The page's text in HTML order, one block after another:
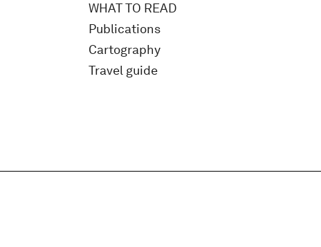
WHAT TO READ
Publications
Cartography
Travel guide